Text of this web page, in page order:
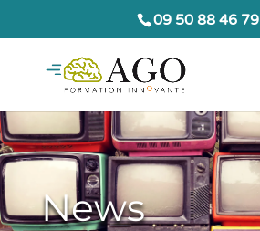
09 50 88 46 79
News